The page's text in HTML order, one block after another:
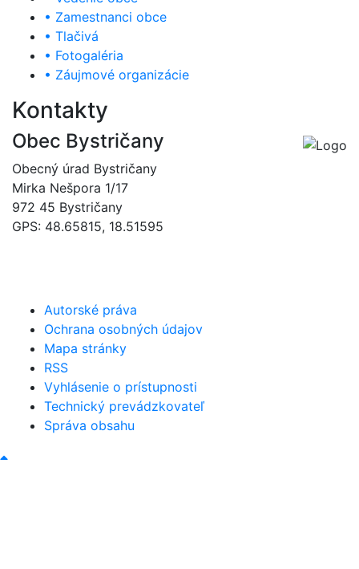
• Zamestnanci obce
• Tlačivá
• Fotogaléria
• Záujmové organizácie
Kontakty
Obec Bystričany
Obecný úrad Bystričany
Mirka Nešpora 1/17
972 45 Bystričany
GPS: 48.65815, 18.51595
Autorské práva
Ochrana osobných údajov
Mapa stránky
RSS
Vyhlásenie o prístupnosti
Technický prevádzkovateľ
Správa obsahu